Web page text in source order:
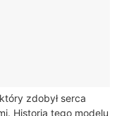
zdobył serca
Historia tego modelu